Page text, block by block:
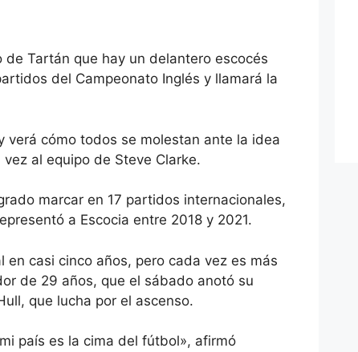
Tartán que hay un delantero escocés
del Campeonato Inglés y llamará la
verá cómo todos se molestan ante la idea
al equipo de Steve Clarke.
marcar en 17 partidos internacionales,
a Escocia entre 2018 y 2021.
casi cinco años, pero cada vez es más
de 29 años, que el sábado anotó su
que lucha por el ascenso.
país es la cima del fútbol», afirmó